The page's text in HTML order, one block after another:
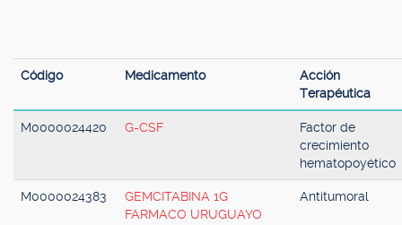
Código Medicamento
Acción
Terapéutica
M0000024420 G-CSF
Factor de
crecimiento
hematopoyético
M0000024383
GEMCITABINA 1G
FARMACO URUGUAYO
Antitumoral